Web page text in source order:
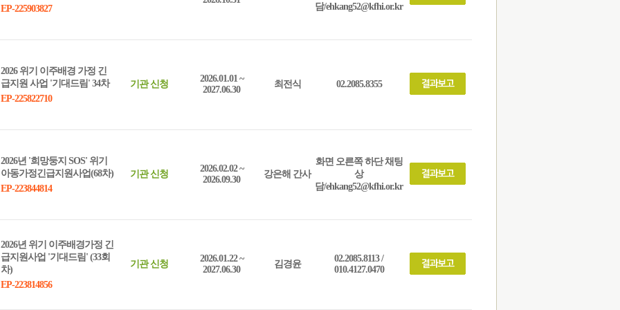
EP-225903827 담/ehkang52@kfhi.or.kr
2026 위기 이주배경 가정 긴
급지원 사업 '기대드림' 34차
EP-225822710
기관 신청
2026.01.01 ~
2027.06.30
최전식 02.2085.8355
2026년 '희망둥지 SOS' 위기
아동가정긴급지원사업(68차)
EP-223844814
기관 신청
2026.02.02 ~
2026.09.30
강은해 간사
화면 오른쪽 하단 채팅
상
담/ehkang52@kfhi.or.kr
2026년 위기 이주배경가정 긴
급지원사업 '기대드림' (33회
차)
EP-223814856
기관 신청
2026.01.22 ~
2027.06.30
김경윤
02.2085.8113 /
010.4127.0470